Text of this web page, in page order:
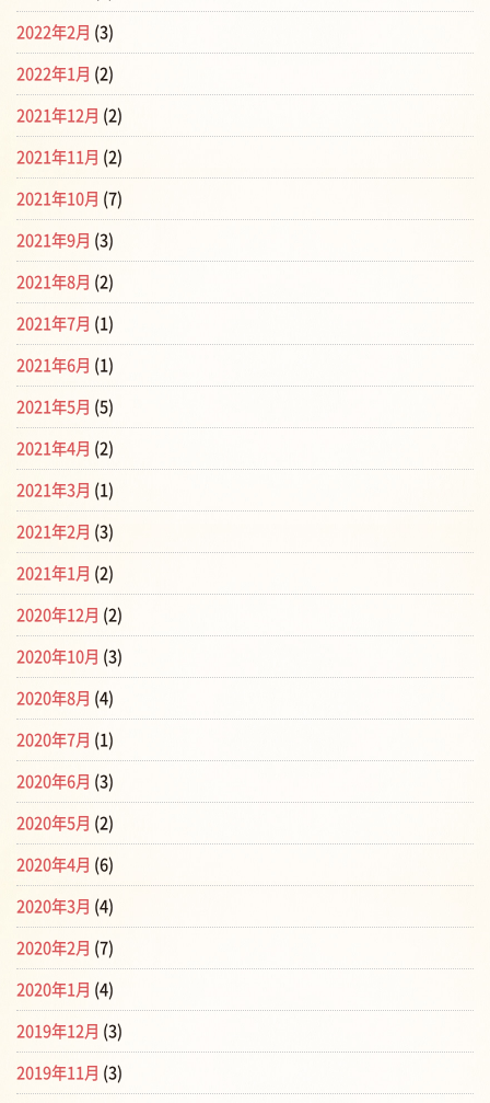
2022年2月 (3)
2022年1月 (2)
2021年12月 (2)
2021年11月 (2)
2021年10月 (7)
2021年9月 (3)
2021年8月 (2)
2021年7月 (1)
2021年6月 (1)
2021年5月 (5)
2021年4月 (2)
2021年3月 (1)
2021年2月 (3)
2021年1月 (2)
2020年12月 (2)
2020年10月 (3)
2020年8月 (4)
2020年7月 (1)
2020年6月 (3)
2020年5月 (2)
2020年4月 (6)
2020年3月 (4)
2020年2月 (7)
2020年1月 (4)
2019年12月 (3)
2019年11月 (3)